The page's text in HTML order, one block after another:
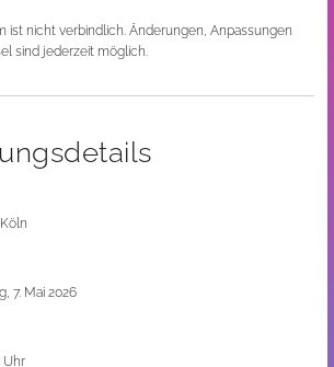
ist nicht verbindlich. Änderungen, Anpassungen
sind jederzeit möglich.
7. Mai 2026
Uhr